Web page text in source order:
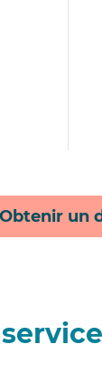
Obtenir un